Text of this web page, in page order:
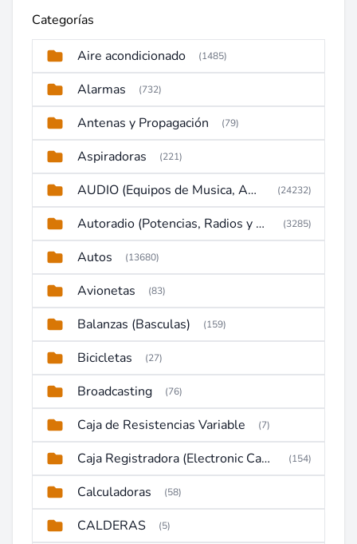
Categorías
Aire acondicionado (1485)
Alarmas (732)
Antenas y Propagación (79)
Aspiradoras (221)
AUDIO (Equipos de Musica, Amplificadores, Reproductores, Etc) (24232)
Autoradio (Potencias, Radios y DVD) (3285)
Autos (13680)
Avionetas (83)
Balanzas (Basculas) (159)
Bicicletas (27)
Broadcasting (76)
Caja de Resistencias Variable (7)
Caja Registradora (Electronic Cash Register) (154)
Calculadoras (58)
CALDERAS (5)